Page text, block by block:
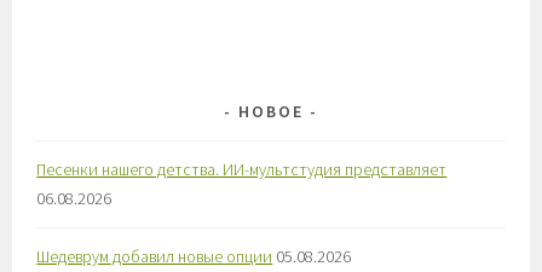
НОВОЕ
Песенки нашего детства. ИИ-мультстудия представляет
06.08.2026
Шедеврум добавил новые опции 05.08.2026